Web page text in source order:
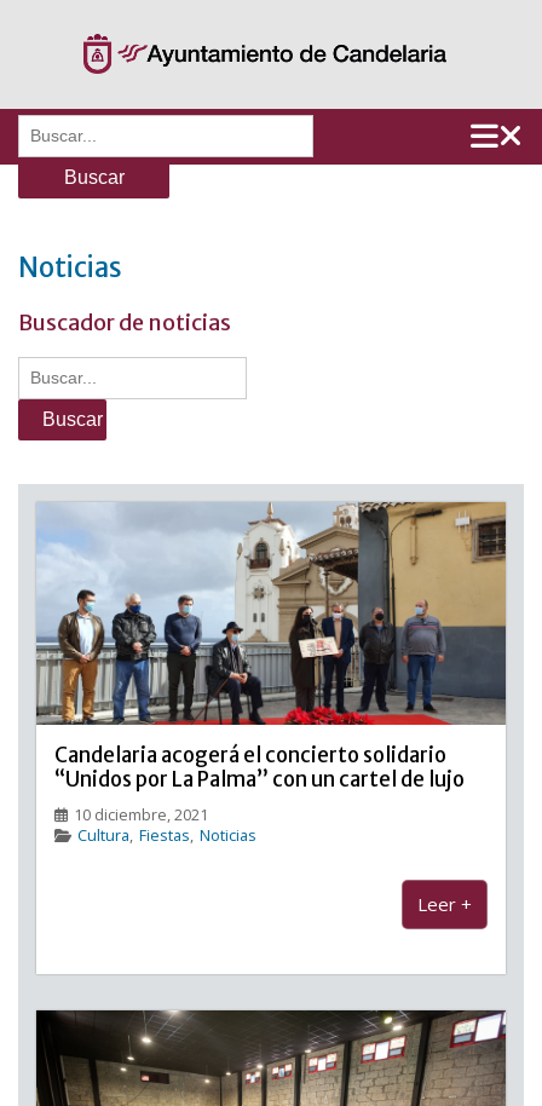
Buscar:
Noticias
Buscador de noticias
Buscar:
Candelaria acogerá el concierto solidario
“Unidos por La Palma” con un cartel de lujo
10 diciembre, 2021
Cultura, Fiestas, Noticias
Leer +